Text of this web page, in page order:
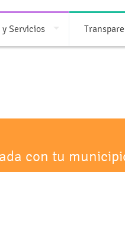
Servicios
con tu